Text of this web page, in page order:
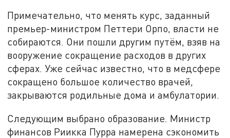
Примечательно, что менять курс, заданный
премьер-министром Петтери Орпо, власти не
собираются. Они пошли другим путём, взяв на
вооружение сокращение расходов в других
сферах. Уже сейчас известно, что в медсфере
сокращено большое количество врачей,
закрываются родильные дома и амбулатории.
Следующим выбрано образование. Министр
финансов Риикка Пурра намерена сэкономить